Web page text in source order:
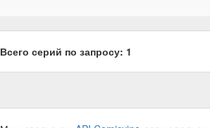
Всего серий по запросу: 1